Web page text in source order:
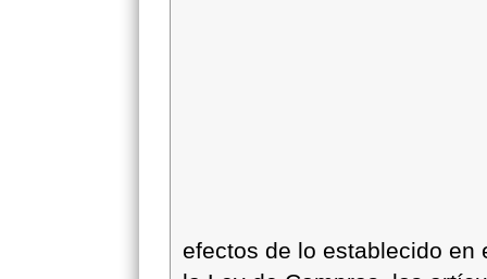
efectos de lo establecido en